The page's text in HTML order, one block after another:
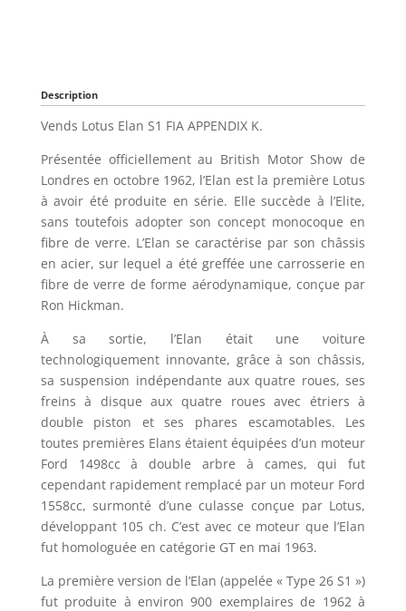
Description
Vends Lotus Elan S1 FIA APPENDIX K.
Présentée officiellement au British Motor Show de
Londres en octobre 1962, l’Elan est la première Lotus
à avoir été produite en série. Elle succède à l’Elite,
sans toutefois adopter son concept monocoque en
fibre de verre. L’Elan se caractérise par son châssis
en acier, sur lequel a été greffée une carrosserie en
fibre de verre de forme aérodynamique, conçue par
Ron Hickman.
À sa sortie, l’Elan était une voiture
technologiquement innovante, grâce à son châssis,
sa suspension indépendante aux quatre roues, ses
freins à disque aux quatre roues avec étriers à
double piston et ses phares escamotables. Les
toutes premières Elans étaient équipées d’un moteur
Ford 1498cc à double arbre à cames, qui fut
cependant rapidement remplacé par un moteur Ford
1558cc, surmonté d’une culasse conçue par Lotus,
développant 105 ch. C’est avec ce moteur que l’Elan
fut homologuée en catégorie GT en mai 1963.
La première version de l’Elan (appelée « Type 26 S1 »)
fut produite à environ 900 exemplaires de 1962 à